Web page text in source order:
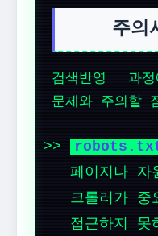
주의
검색반영 과
문제와 주의할
robots.txt
페이지나 자
크롤러가 중
접근하지